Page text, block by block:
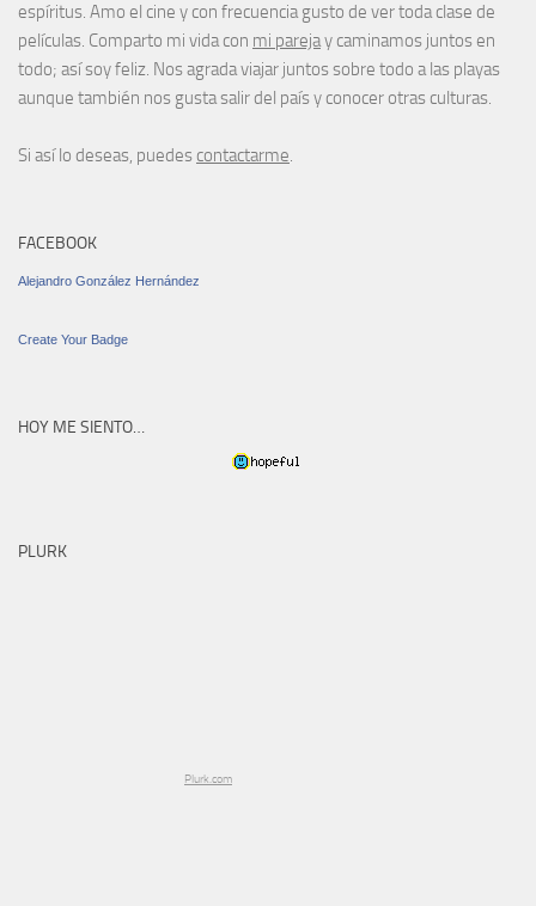
espíritus. Amo el cine y con frecuencia gusto de ver toda clase de
películas. Comparto mi vida con mi parejay caminamos juntos en
todo; así soy feliz. Nos agrada viajar juntos sobre todo a las playas
aunque también nos gusta salir del país y conocer otras culturas.
Si así lo deseas, puedes contactarme.
FACEBOOK
Alejandro González Hernández
Create Your Badge
HOY ME SIENTO…
PLURK
Plurk.com